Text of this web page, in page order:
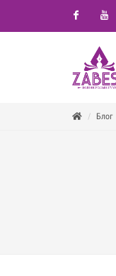
Youtube
Блог